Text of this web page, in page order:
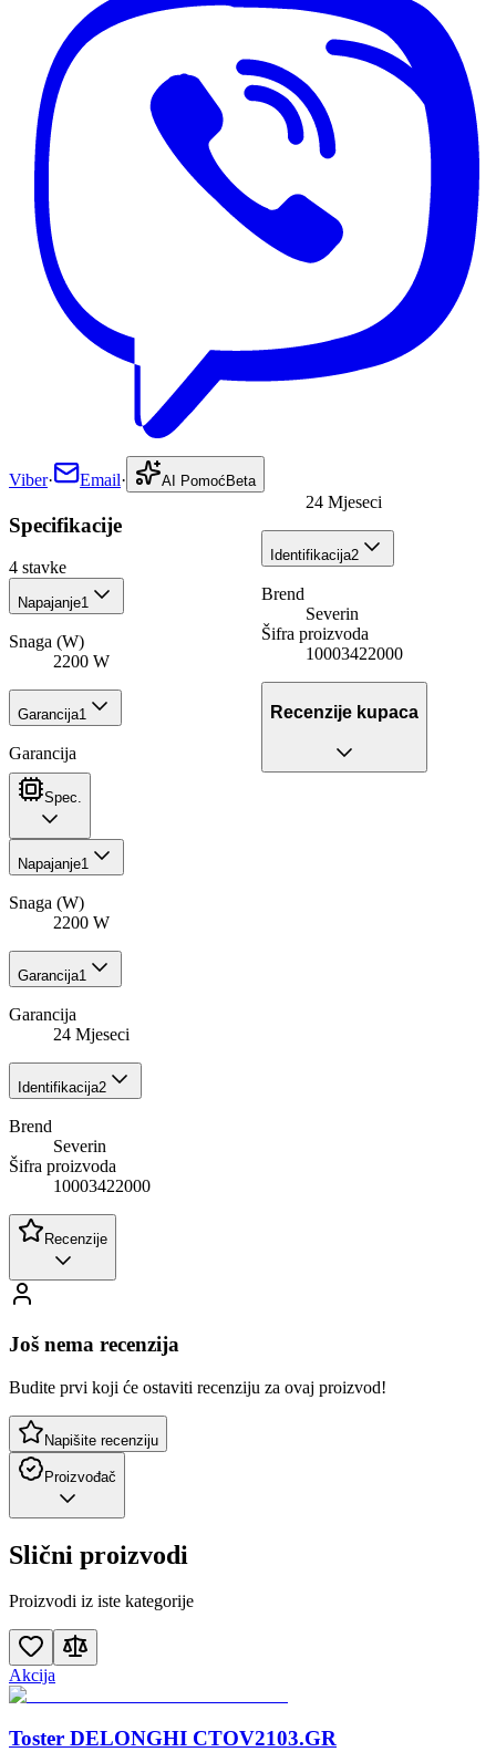
Viber· Email· AI Pomoć Beta
Specifikacije
4 stavke
Napajanje1
Snaga (W)
2200 W
Garancija1
Garancija
24 Mjeseci
Identifikacija2
Brend
Severin
Šifra proizvoda
10003422000
Recenzije kupaca
Spec.
Napajanje1
Snaga (W)
2200 W
Garancija1
Garancija
24 Mjeseci
Identifikacija2
Brend
Severin
Šifra proizvoda
10003422000
Recenzije
Još nema recenzija
Budite prvi koji će ostaviti recenziju za ovaj proizvod!
Napišite recenziju
Proizvođač
Slični proizvodi
Proizvodi iz iste kategorije
Akcija
Toster DELONGHI CTOV2103.GR